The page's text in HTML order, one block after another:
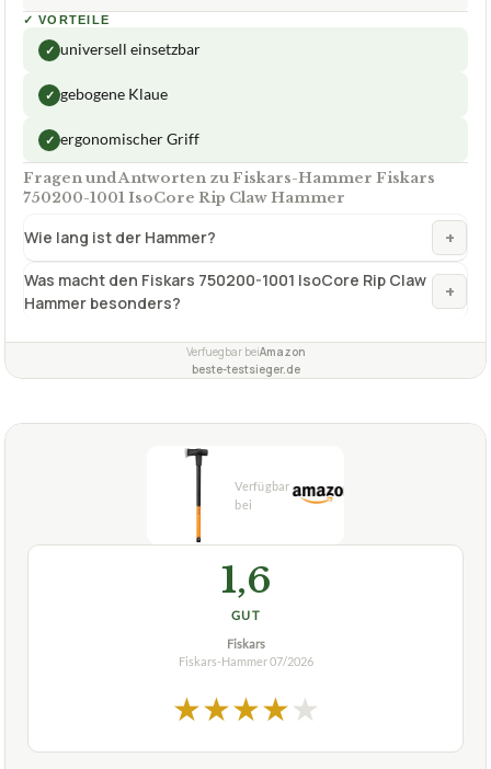
✓ VORTEILE
✓ universell einsetzbar
✓ gebogene Klaue
✓ ergonomischer Griff
Fragen und Antworten zu Fiskars-Hammer Fiskars
750200-1001 IsoCore Rip Claw Hammer
Wie lang ist der Hammer? +
Was macht den Fiskars 750200-1001 IsoCore Rip Claw
Hammer besonders?
+
Verfuegbar beiAmazon
beste-testsieger.de
1,6
GUT
Fiskars
Fiskars-Hammer07/2026
★★★★★